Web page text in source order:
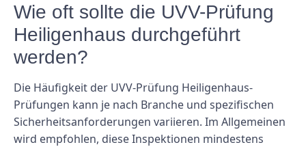
Wie oft sollte die UVV-Prüfung
Heiligenhaus durchgeführt
werden?
Die Häufigkeit der UVV-Prüfung Heiligenhaus-
Prüfungen kann je nach Branche und spezifischen
Sicherheitsanforderungen variieren. Im Allgemeinen
wird empfohlen, diese Inspektionen mindestens